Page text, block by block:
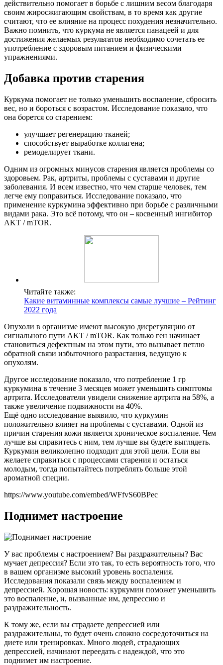
действительно помогает в борьбе с лишним весом благодаря
своим жиросжигающим свойствам, в то время как другие
считают, что ее влияние на процесс похудения незначительно.
Важно помнить, что куркума не является панацеей и для
достижения желаемых результатов необходимо сочетать ее
употребление с здоровым питанием и физическими
упражнениями.
Добавка против старения
Куркума помогает не только уменьшить воспаление, сбросить
вес, но и бороться с возрастом. Исследование показало, что
она борется со старением:
улучшает регенерацию тканей;
способствует выработке коллагена;
ремоделирует ткани.
Одним из огромных минусов старения является проблемы со
здоровьем. Рак, артриты, проблемы с суставами и другие
заболевания. И всем известно, что чем старше человек, тем
легче ему поправиться. Исследование показало, что
применение куркумина эффективно при борьбе с различными
видами рака. Это всё потому, что он – косвенный ингибитор
AKT / mTOR.
Читайте также:
Какие витаминные комплексы самые лучшие – Рейтинг
2022 года
Опухоли в организме имеют высокую дисрегуляцию от
сигнального пути AKT / mTOR. Как только ген начинает
становиться дефектным на этом пути, это вызывает петлю
обратной связи избыточного разрастания, ведущую к
опухолям.
Другое исследование показало, что потребление 1 гр
куркумина в течение 3 месяцев может уменьшить симптомы
артрита. Исследователи увидели снижение артрита на 58%, а
также увеличение подвижности на 40%.
Ещё одно исследование выявило, что куркумин
положительно влияет на проблемы с суставами. Одной из
причин старения кожи является хроническое воспаление. Чем
лучше вы справитесь с ним, тем лучше вы будете выглядеть.
Куркумин великолепно подходит для этой цели. Если вы
желаете справиться с процессами старения и остаться
молодым, тогда попытайтесь потреблять больше этой
ароматной специи.
https://www.youtube.com/embed/WFfvS60BPec
Поднимет настроение
У вас проблемы с настроением? Вы раздражительны? Вас
мучает депрессия? Если это так, то есть вероятность того, что
в вашем организме высокий уровень воспаления.
Исследования показали связь между воспалением и
депрессией. Хорошая новость: куркумин поможет уменьшить
это воспаление, и, вызванные им, депрессию и
раздражительность.
К тому же, если вы страдаете депрессией или
раздражительны, то будет очень сложно сосредоточиться на
диете или тренировках. Много людей, страдающих
депрессией, начинают переедать с надеждой, что это
поднимет им настроение.